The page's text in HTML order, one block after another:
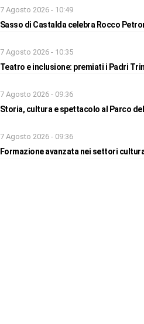
7 Agosto 2026 - 10:49
Sasso di Castalda celebra Rocco
7 Agosto 2026 - 10:35
Teatro e inclusione: premiati i Padri
7 Agosto 2026 - 09:36
Storia, cultura e spettacolo al Parco
7 Agosto 2026 - 09:36
Formazione avanzata nei settori